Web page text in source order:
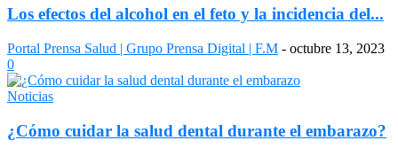
Los efectos del alcohol en el feto y la incidencia del...
Portal Prensa Salud | Grupo Prensa Digital | F.M - octubre 13, 2023
0
Noticias
¿Cómo cuidar la salud dental durante el embarazo?